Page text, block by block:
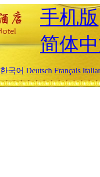
手机版
简体
한국어 Deutsch Français